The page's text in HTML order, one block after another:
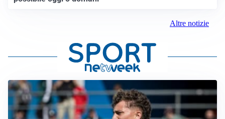
Altre notizie